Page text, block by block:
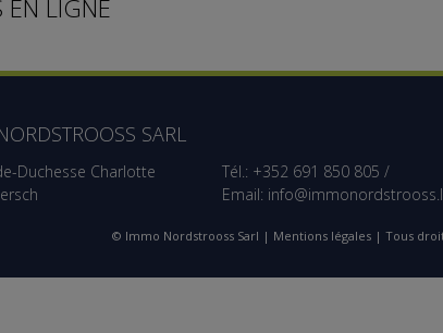
LIGNE
SARL
Duchesse Charlotte
Tél.: +352 691 850 805 /
Email:
© Immo Nordstrooss Sarl | Mentions légales | Tous